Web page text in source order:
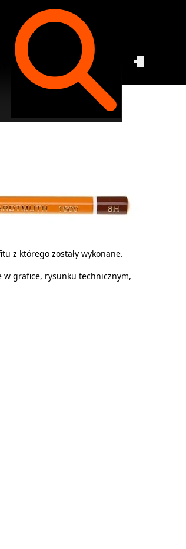
z którego zostały wykonane.
w grafice, rysunku technicznym,